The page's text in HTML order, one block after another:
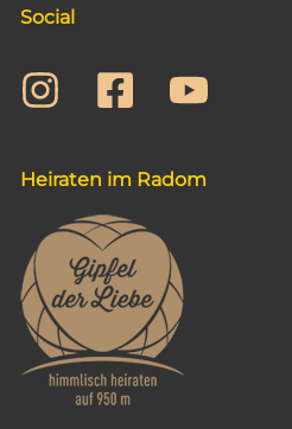
Social
Heiraten im Radom